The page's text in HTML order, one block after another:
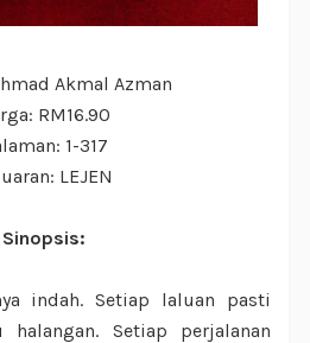
Akmal Azman
RM16.90
1-317
LEJEN
Sinopsis:
indah. Setiap laluan pasti
Setiap perjalanan